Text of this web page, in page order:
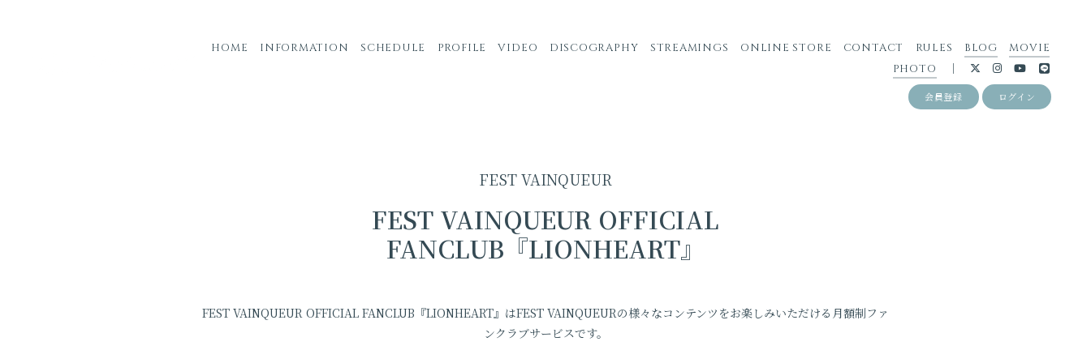
HOME INFORMATION SCHEDULE PROFILE VIDEO DISCOGRAPHY STREAMINGS ONLINE STORE CONTACT RULES BLOG
MOVIE
PHOTO
会員登録 ログイン
FEST VAINQUEUR
FEST VAINQUEUR OFFICIAL
FANCLUB『LIONHEART』
FEST VAINQUEUR OFFICIAL FANCLUB『LIONHEART』はFEST VAINQUEURの様々なコンテンツをお楽しみいただける月額制ファ
ンクラブサービスです。